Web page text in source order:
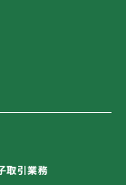
取引業務